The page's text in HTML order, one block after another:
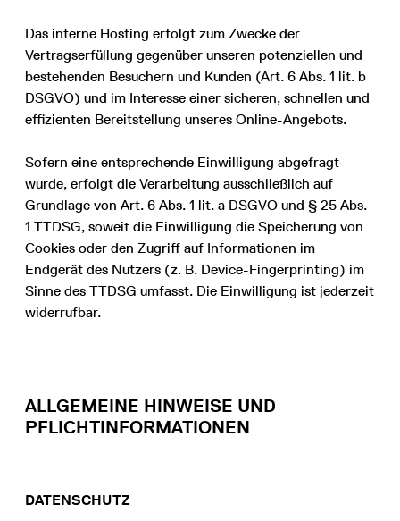
Das interne Hosting erfolgt zum Zwecke der
Vertragserfüllung gegenüber unseren potenziellen und
bestehenden Besuchern und Kunden (Art. 6 Abs. 1 lit. b
DSGVO) und im Interesse einer sicheren, schnellen und
effizienten Bereitstellung unseres Online-Angebots.
Sofern eine entsprechende Einwilligung abgefragt
wurde, erfolgt die Verarbeitung ausschließlich auf
Grundlage von Art. 6 Abs. 1 lit. a DSGVO und § 25 Abs.
1 TTDSG, soweit die Einwilligung die Speicherung von
Cookies oder den Zugriff auf Informationen im
Endgerät des Nutzers (z. B. Device-Fingerprinting) im
Sinne des TTDSG umfasst. Die Einwilligung ist jederzeit
widerrufbar.
ALLGEMEINE HINWEISE UND
PFLICHTINFORMATIONEN
DATENSCHUTZ